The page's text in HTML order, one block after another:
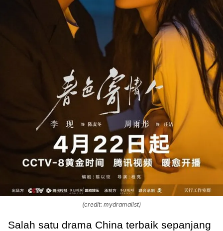
(credit: mydramalist)
Salah satu drama China terbaik sepanjang